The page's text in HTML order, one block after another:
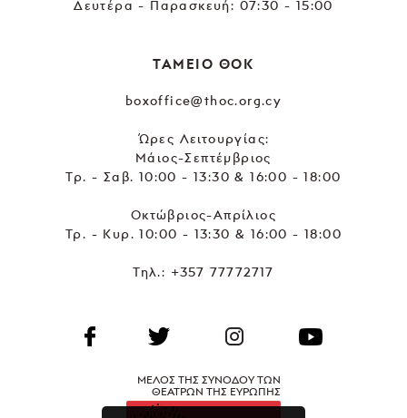
Δευτέρα - Παρασκευή: 07:30 - 15:00
ΤΑΜΕΙΟ ΘΟΚ
boxoffice@thoc.org.cy
Ώρες Λειτουργίας:
Μάιος-Σεπτέμβριος
Τρ. - Σαβ. 10:00 - 13:30 & 16:00 - 18:00
Οκτώβριος-Απρίλιος
Τρ. - Κυρ. 10:00 - 13:30 & 16:00 - 18:00
Τηλ.: +357 77772717
ΜΕΛΟΣ ΤΗΣ ΣΥΝΟΔΟΥ ΤΩΝ
ΘΕΑΤΡΩΝ ΤΗΣ ΕΥΡΩΠΗΣ